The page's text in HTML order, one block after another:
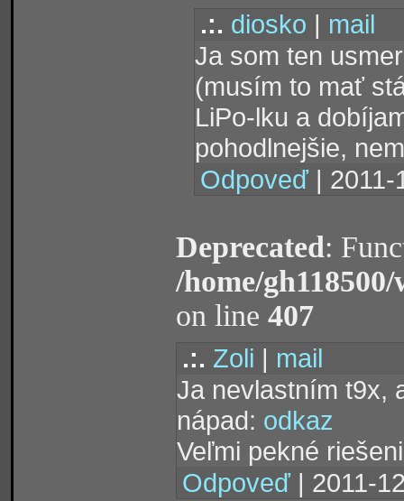
.:. diosko | mail
Ja som ten
(musím to mať
LiPo-lku a
pohodlnejšie,
Odpoveď |
Deprecated:
/home/
on line 407
.:. Zoli | mail
Ja nevlastním t9x,
nápad: odkaz
Veľmi pekné
Odpoveď | 2011-